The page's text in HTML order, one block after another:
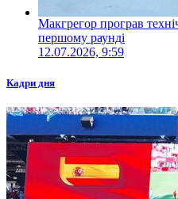
Макгрегор програв
першому раунді
12.07.2026, 9:59
Кадри дня